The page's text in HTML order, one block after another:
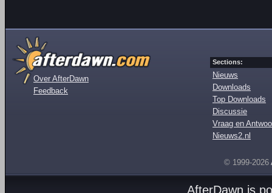
Over AfterDawn
Feedback
Sections:
Nieuws
Downloads
Top Downloads
Discussie
Vraag en
Nieuws2.nl
© 1999-2026
AfterDawn is